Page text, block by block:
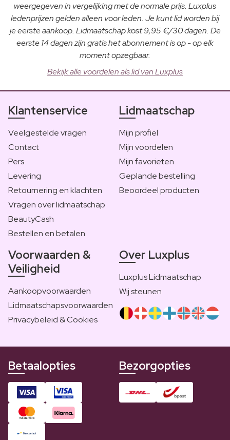
weergegeven in vergelijking met de normale prijs. Luxplus
ledenprijzen gelden alleen voor leden. Je kunt lid worden bij
je eerste aankoop. Lidmaatschap kost 9,95 €/30 dagen. De
eerste 14 dagen zijn gratis het abonnement is op - op elk
moment opzegbaar.
Bekijk alle voordelen als lid van Luxplus
Klantenservice
Veelgestelde vragen
Contact
Pers
Levering
Retournering en klachten
Vragen over lidmaatschap
BeautyCash
Bestellen en betalen
Lidmaatschap
Mijn profiel
Mijn voordelen
Mijn favorieten
Geplande bestelling
Beoordeel producten
Voorwaarden &
Veiligheid
Aankoopvoorwaarden
Lidmaatschapsvoorwaarden
Privacybeleid & Cookies
Over Luxplus
Luxplus Lidmaatschap
Wij steunen
Betaalopties Bezorgopties